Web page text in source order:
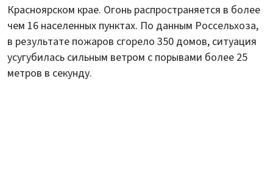
Красноярском крае. Огонь распространяется в более
чем 16 населенных пунктах. По данным Россельхоза,
в результате пожаров сгорело 350 домов, ситуация
усугубилась сильным ветром с порывами более 25
метров в секунду.